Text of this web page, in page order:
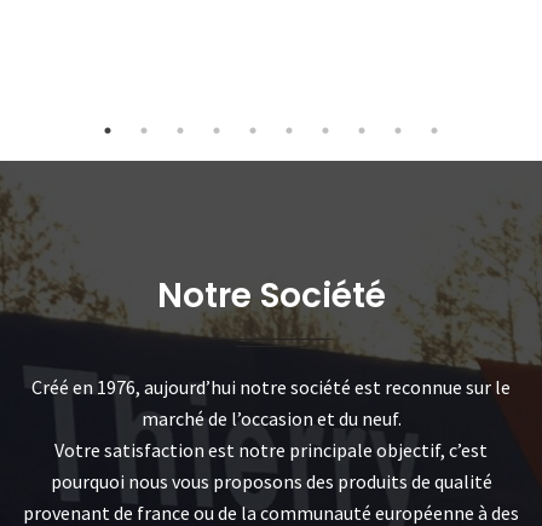
Notre Société
Créé en 1976, aujourd’hui notre société est reconnue sur le
marché de l’occasion et du neuf.
Votre satisfaction est notre principale objectif, c’est
pourquoi nous vous proposons des produits de qualité
provenant de france ou de la communauté européenne à des